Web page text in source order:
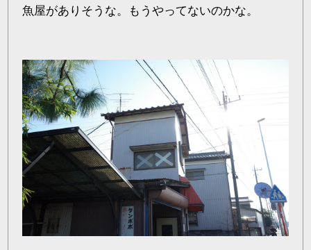
魚屋がありそうな。もうやってないのかな。